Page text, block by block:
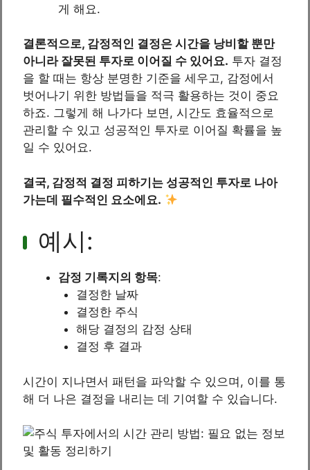
게 해요.
결론적으로, 감정적인 결정은 시간을 낭비할 뿐만
아니라 잘못된 투자로 이어질 수 있어요. 투자 결정
을 할 때는 항상 분명한 기준을 세우고, 감정에서
벗어나기 위한 방법들을 적극 활용하는 것이 중요
하죠. 그렇게 해 나가다 보면, 시간도 효율적으로
관리할 수 있고 성공적인 투자로 이어질 확률을 높
일 수 있어요.
결국, 감정적 결정 피하기는 성공적인 투자로 나아
가는데 필수적인 요소에요.
예시:
감정 기록지의 항목:
결정한 날짜
결정한 주식
해당 결정의 감정 상태
결정 후 결과
시간이 지나면서 패턴을 파악할 수 있으며, 이를 통
해 더 나은 결정을 내리는 데 기여할 수 있습니다.